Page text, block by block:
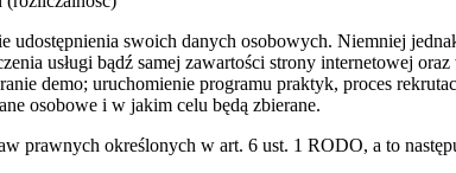
swoich danych osobowych. Niemniej
usługi bądź samej zawartości strony internetowej
demo; uruchomienie programu praktyk, proces
osobowe i w jakim celu będą zbierane.
prawnych określonych w art. 6 ust. 1 RODO, a to